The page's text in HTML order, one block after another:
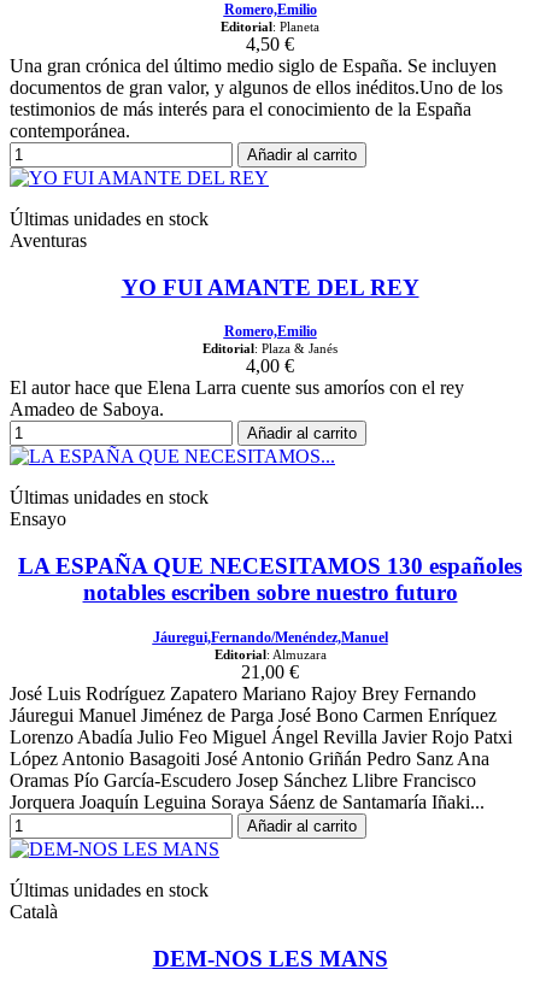
Romero,Emilio
Editorial: Planeta
4,50 €
Una gran crónica del último medio siglo de España. Se incluyen
documentos de gran valor, y algunos de ellos inéditos.Uno de los
testimonios de más interés para el conocimiento de la España
contemporánea.
Añadir al carrito
Últimas unidades en stock
Aventuras
YO FUI AMANTE DEL REY
Romero,Emilio
Editorial: Plaza & Janés
4,00 €
El autor hace que Elena Larra cuente sus amoríos con el rey
Amadeo de Saboya.
Añadir al carrito
Últimas unidades en stock
Ensayo
LA ESPAÑA QUE NECESITAMOS 130 españoles
notables escriben sobre nuestro futuro
Jáuregui,Fernando/Menéndez,Manuel
Editorial: Almuzara
21,00 €
José Luis Rodríguez Zapatero Mariano Rajoy Brey Fernando
Jáuregui Manuel Jiménez de Parga José Bono Carmen Enríquez
Lorenzo Abadía Julio Feo Miguel Ángel Revilla Javier Rojo Patxi
López Antonio Basagoiti José Antonio Griñán Pedro Sanz Ana
Oramas Pío García-Escudero Josep Sánchez Llibre Francisco
Jorquera Joaquín Leguina Soraya Sáenz de Santamaría Iñaki...
Añadir al carrito
Últimas unidades en stock
Català
DEM-NOS LES MANS